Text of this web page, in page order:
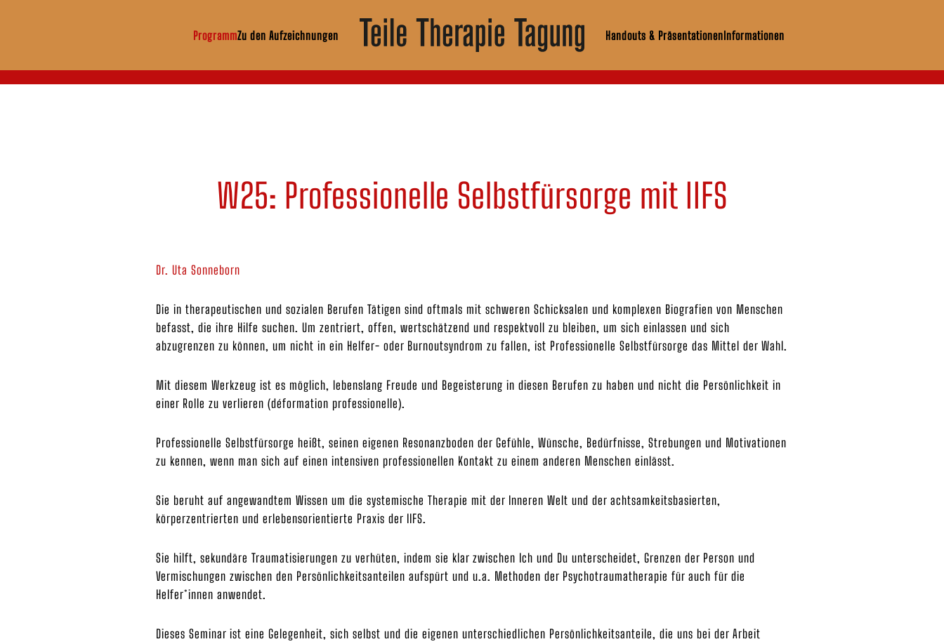
ProgrammZu den Aufzeichnungen Handouts & PräsentationenInformationen
W25: Professionelle Selbstfürsorge mit IIFS
Dr. Uta Sonneborn
Die in therapeutischen und sozialen Berufen Tätigen sind oftmals mit schweren Schicksalen und komplexen Biografien von Menschen
befasst, die ihre Hilfe suchen. Um zentriert, offen, wertschätzend und respektvoll zu bleiben, um sich einlassen und sich
abzugrenzen zu können, um nicht in ein Helfer- oder Burnoutsyndrom zu fallen, ist Professionelle Selbstfürsorge das Mittel der Wahl.
Mit diesem Werkzeug ist es möglich, lebenslang Freude und Begeisterung in diesen Berufen zu haben und nicht die Persönlichkeit in
einer Rolle zu verlieren (déformation professionelle).
Professionelle Selbstfürsorge heißt, seinen eigenen Resonanzboden der Gefühle, Wünsche, Bedürfnisse, Strebungen und Motivationen
zu kennen, wenn man sich auf einen intensiven professionellen Kontakt zu einem anderen Menschen einlässt.
Sie beruht auf angewandtem Wissen um die systemische Therapie mit der Inneren Welt und der achtsamkeitsbasierten,
körperzentrierten und erlebensorientierte Praxis der IIFS.
Sie hilft, sekundäre Traumatisierungen zu verhüten, indem sie klar zwischen Ich und Du unterscheidet, Grenzen der Person und
Vermischungen zwischen den Persönlichkeitsanteilen aufspürt und u.a. Methoden der Psychotraumatherapie für auch für die
Helfer*innen anwendet.
Dieses Seminar ist eine Gelegenheit, sich selbst und die eigenen unterschiedlichen Persönlichkeitsanteile, die uns bei der Arbeit